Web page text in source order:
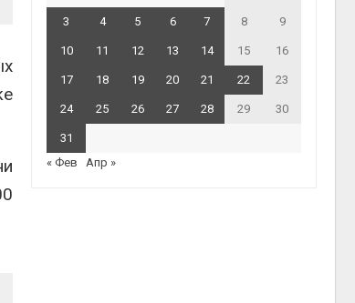
3 4 5 6 7 8 9
10 11 12 13 14 15 16
17 18 19 20 21 22 23
24 25 26 27 28 29 30
31
« Фев
Апр »